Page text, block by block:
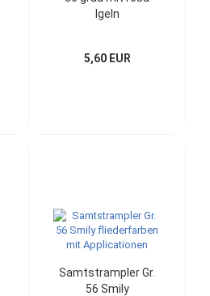
Igeln
5,60 EUR
Samtstrampler Gr.
56 Smily